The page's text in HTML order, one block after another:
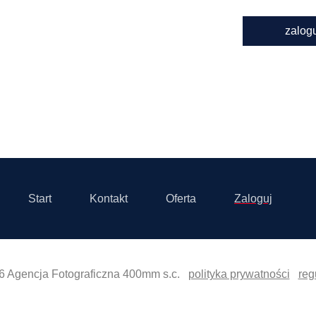
Start Kontakt Oferta Zaloguj
Agencja Fotograficzna 400mm s.c. polityka prywatności